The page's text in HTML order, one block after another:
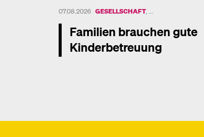
07.08.2026 GESELLSCHAFT, ...
Familien brauchen gute
Kinderbetreuung